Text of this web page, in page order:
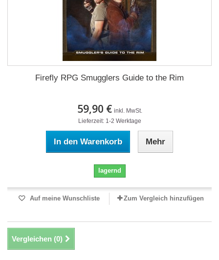
Firefly RPG Smugglers Guide to the Rim
59,90 € inkl. MwSt.
Lieferzeit: 1-2 Werktage
In den Warenkorb Mehr
lagernd
Auf meine Wunschliste Zum Vergleich hinzufügen
Vergleichen (0)